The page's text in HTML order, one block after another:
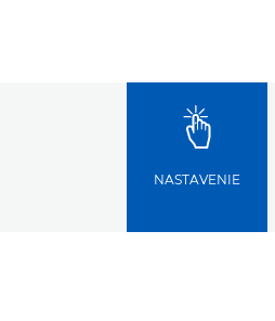
NASTAVENIE